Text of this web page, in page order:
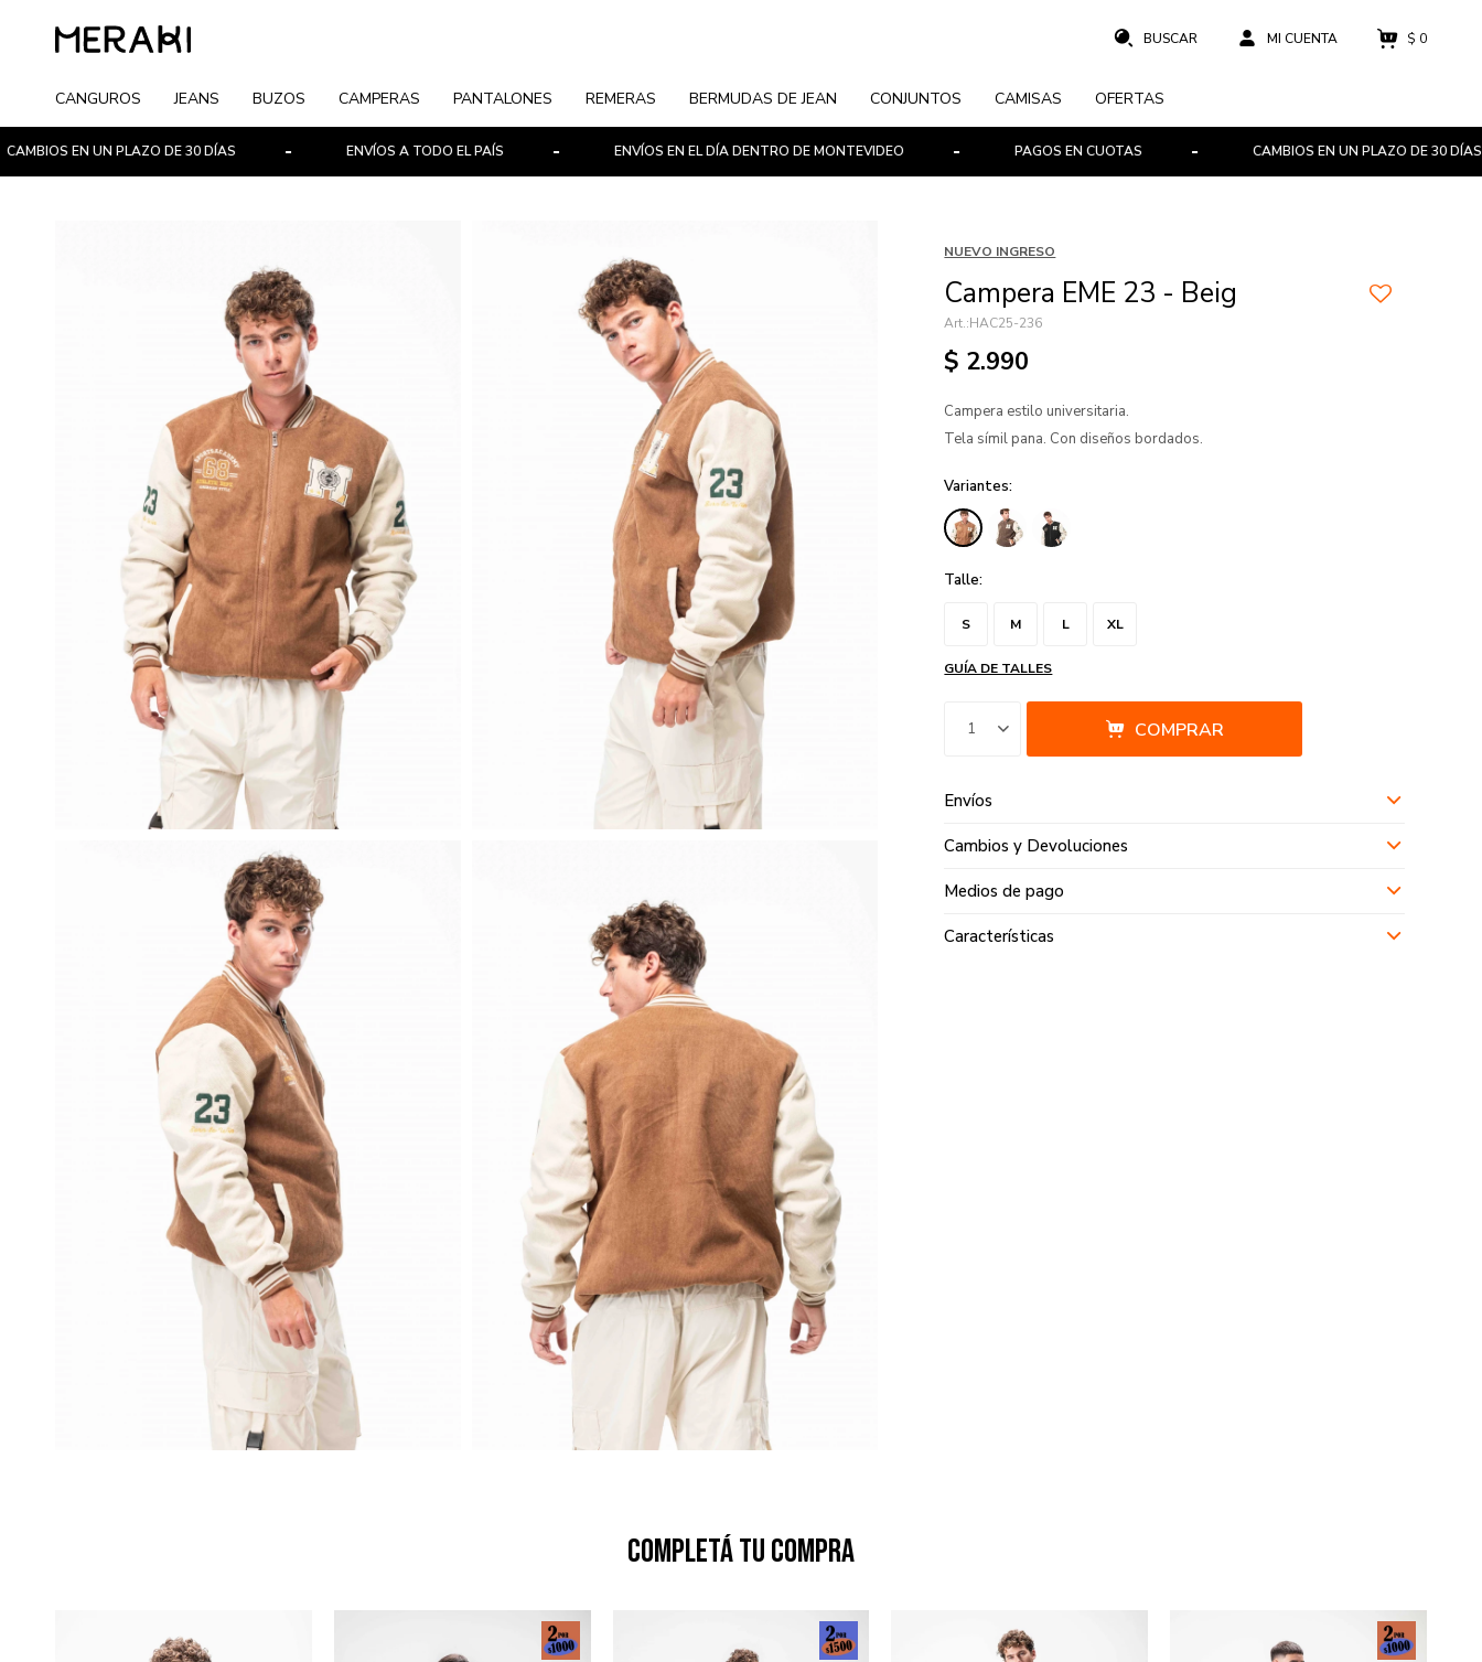
CANGUROS JEANS BUZOS CAMPERAS PANTALONES REMERAS BERMUDAS DE JEAN CONJUNTOS CAMISAS OFERTAS
$ 0
EN UN PLAZO DE 30 DÍAS ENVÍOS A TODO EL PAÍS ENVÍOS EN EL DÍA DENTRO DE MONTEVIDEO PAGOS EN CUOTAS CAMBIOS EN UN PLAZO DE 30 DÍAS
NUEVO INGRESO
Campera EME 23 - Beig
HAC25-236
$ 2.990
Campera estilo universitaria.
Tela símil pana. Con diseños bordados.
Variantes:
Talle:
S M L XL
GUÍA DE TALLES
1 COMPRAR
Envíos
Cambios y Devoluciones
Medios de pago
Características
Completá tu compra